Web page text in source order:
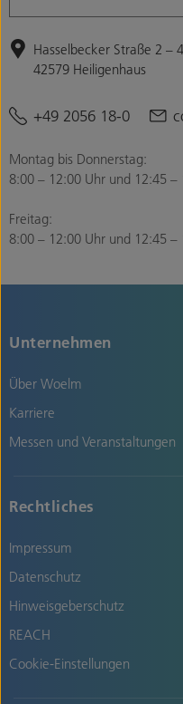
Hasselbecker Straße 2 – 4
42579 Heiligenhaus
+49 2056 18-0
Montag bis Donnerstag:
8:00 – 12:00 Uhr und 12:45 –
Freitag:
8:00 – 12:00 Uhr und 12:45 –
Unternehmen
Über Woelm
Karriere
Messen und Veranstaltungen
Rechtliches
Impressum
Datenschutz
Hinweisgeberschutz
REACH
Cookie-Einstellungen